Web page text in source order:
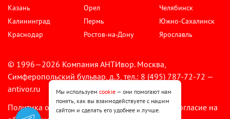
Казань
Калининград
Краснодар
Орел
Пермь
Ростов-на-Дону
Челябинск
Южно-Сахалинск
Ярославль
© 1996—2026 Компания АНТИвор. Москва,
Симферопольский бульвар, д.3, тел.: 8 (495) 787-72-72 —
antivor.ru
Политика обработки персональных данных
Согласие на
Мы используем cookie — они помогают нам
понять, как вы взаимодействуете с нашим
сайтом и сделать его удобнее и лучше.